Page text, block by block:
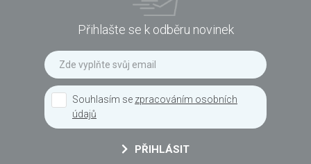
Přihlašte se k odběru novinek
Souhlasím se zpracováním osobních
údajů
PŘIHLÁSIT